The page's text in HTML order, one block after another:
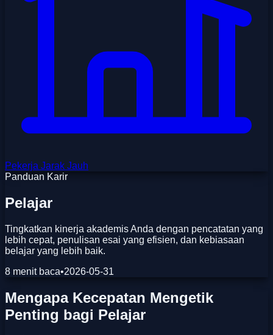
Pekerja Jarak Jauh
Panduan Karir
Pelajar
Tingkatkan kinerja akademis Anda dengan pencatatan yang
lebih cepat, penulisan esai yang efisien, dan kebiasaan
belajar yang lebih baik.
8 menit baca•2026-05-31
Mengapa Kecepatan Mengetik
Penting bagi Pelajar